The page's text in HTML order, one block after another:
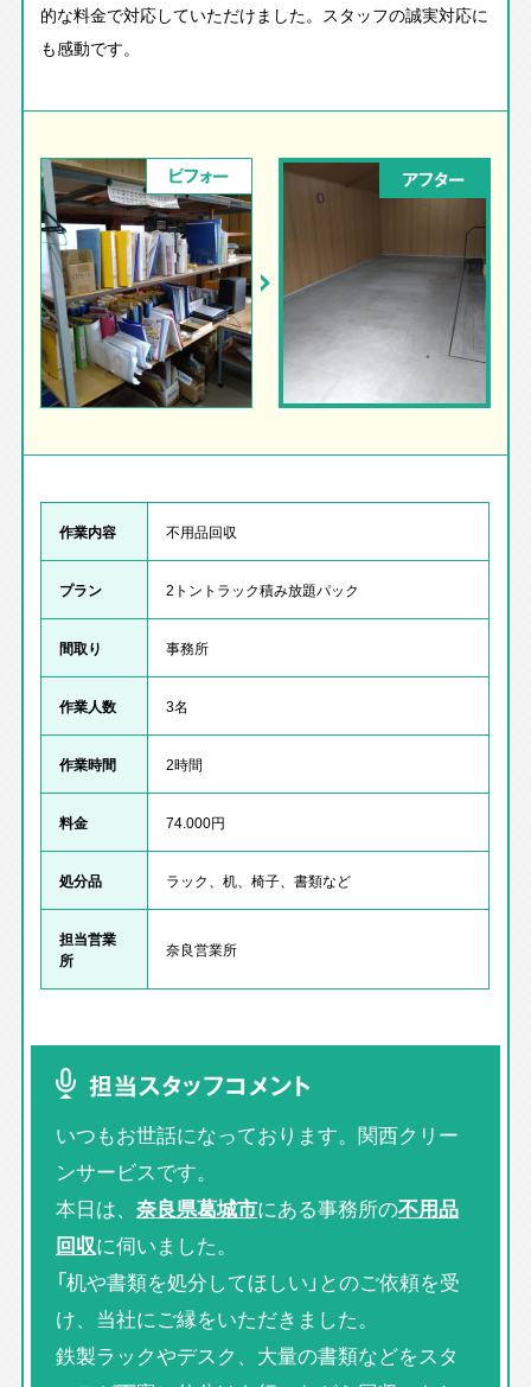
的な料金で対応していただけました。スタッフの誠実対応に
も感動です。
ビフォー アフター
作業内容 不用品回収
プラン 2トントラック積み放題パック
間取り 事務所
作業人数 3名
作業時間 2時間
料金 74.000円
処分品 ラック、机、椅子、書類など
担当営業
所
奈良営業所
担当スタッフコメント
いつもお世話になっております。関西クリー
ンサービスです。
本日は、 奈良県葛城市にある事務所の不用品
回収に伺いました。
「机や書類を処分してほしい」とのご依頼を受
け、当社にご縁をいただきました。
鉄製ラックやデスク、大量の書類などをスタ